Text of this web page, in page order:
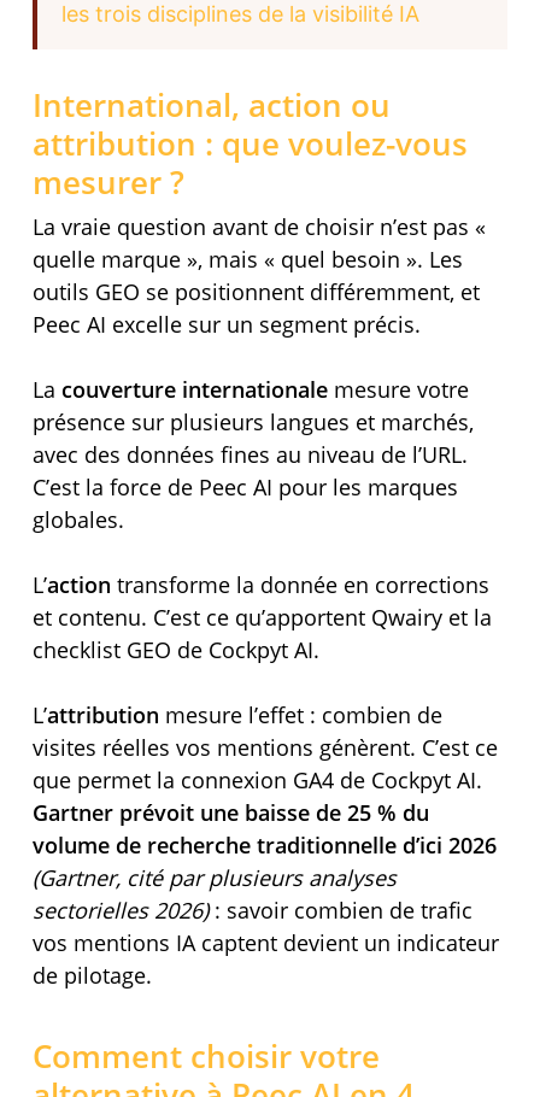
les trois disciplines de la visibilité IA
International, action ou
attribution : que voulez-vous
mesurer ?
La vraie question avant de choisir n’est pas «
quelle marque », mais « quel besoin ». Les
outils GEO se positionnent différemment, et
Peec AI excelle sur un segment précis.
La couverture internationalemesure votre
présence sur plusieurs langues et marchés,
avec des données fines au niveau de l’URL.
C’est la force de Peec AI pour les marques
globales.
L’action transforme la donnée en corrections
et contenu. C’est ce qu’apportent Qwairy et la
checklist GEO de Cockpyt AI.
L’attribution mesure l’effet : combien de
visites réelles vos mentions génèrent. C’est ce
que permet la connexion GA4 de Cockpyt AI.
Gartner prévoit une baisse de 25 % du
volume de recherche traditionnelle d’ici 2026
(Gartner, cité par plusieurs analyses
sectorielles 2026): savoir combien de trafic
vos mentions IA captent devient un indicateur
de pilotage.
Comment choisir votre